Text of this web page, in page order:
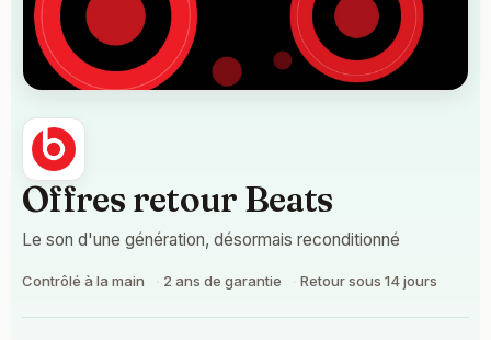
Offres retour Beats
Le son d'une génération, désormais reconditionné
Contrôlé à la main 2 ans de garantie Retour sous 14 jours